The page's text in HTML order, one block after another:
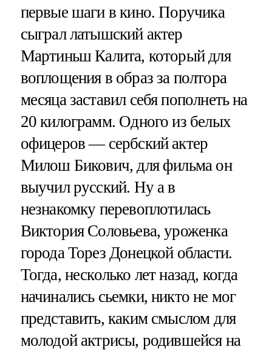
первые шаги в кино. Поручика
сыграл латышский актер
Мартиньш Калита, который для
воплощения в образ за полтора
месяца заставил себя пополнеть на
20 килограмм. Одного из белых
офицеров — сербский актер
Милош Бикович, для фильма он
выучил русский. Ну а в
незнакомку перевоплотилась
Виктория Соловьева, уроженка
города Торез Донецкой области.
Тогда, несколько лет назад, когда
начинались сьемки, никто не мог
представить, каким смыслом для
молодой актрисы, родившейся на